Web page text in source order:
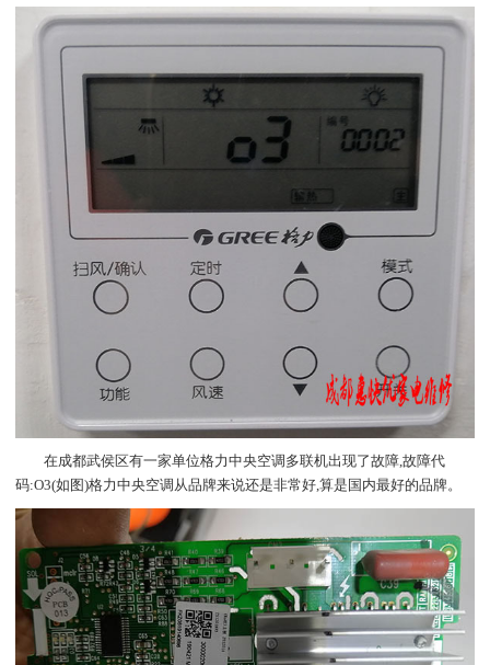
在成都武侯区有一家单位格力中央空调多联机出现了故障,故障代
码:O3(如图)格力中央空调从品牌来说还是非常好,算是国内最好的品牌。